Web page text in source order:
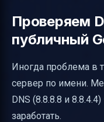
Проверяем
публичный
Иногда проблема в
сервер по имени.
DNS (8.8.8.8 и
заработать.